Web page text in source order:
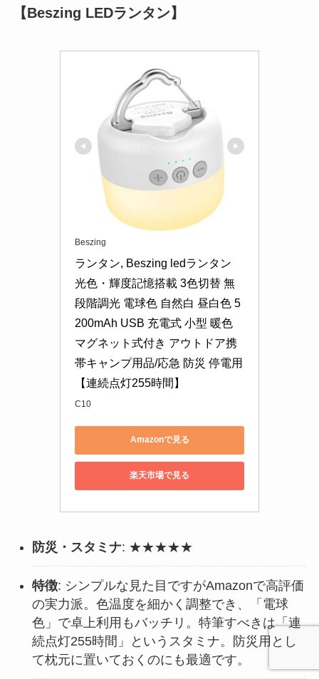
【Beszing LEDランタン】
Beszing
ランタン, Beszing ledランタン
光色・輝度記憶搭載 3色切替 無
段階調光 電球色 自然白 昼白色 5
200mAh USB 充電式 小型 暖色
マグネット式付き アウトドア携
帯キャンプ用品/応急 防災 停電用
【連続点灯255時間】
C10
Amazonで見る
楽天市場で見る
防災・スタミナ: ★★★★★
特徴: シンプルな見た目ですがAmazonで高評価
の実力派。色温度を細かく調整でき、「電球
色」で卓上利用もバッチリ。特筆すべきは「連
続点灯255時間」というスタミナ。防災用とし
て枕元に置いておくのにも最適です。